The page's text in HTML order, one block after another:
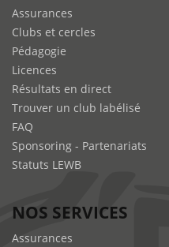
Assurances
Clubs et cercles
Pédagogie
Licences
Résultats en direct
Trouver un club labélisé
FAQ
Sponsoring - Partenariats
Statuts LEWB
NOS SERVICES
Assurances